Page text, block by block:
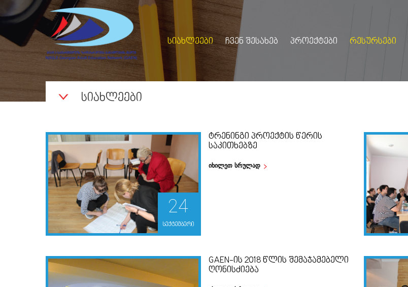
ᲡᲘᲐᲮᲚᲔᲔᲑᲘ ᲩᲕᲔᲜ ᲨᲔᲡᲐᲮᲔᲑ ᲞᲠᲝᲔᲥᲢᲔᲑᲘ ᲠᲔᲡᲣᲠᲡᲔᲑᲘ
ᲡᲘᲐᲮᲚᲔᲔᲑᲘ
24
სექტემბერი
ᲢᲠᲔᲜᲘᲜᲒᲘ ᲞᲠᲝᲔᲥᲢᲘᲡ ᲬᲔᲠᲘᲡ
ᲡᲐᲙᲘᲗᲮᲔᲑᲖᲔ
იხილეთ სრულად
GAEN-ᲘᲡ 2018 ᲬᲚᲘᲡ ᲨᲔᲛᲐᲯᲐᲛᲔᲑᲔᲚᲘ
ᲦᲝᲜᲘᲡᲫᲘᲔᲑᲐ